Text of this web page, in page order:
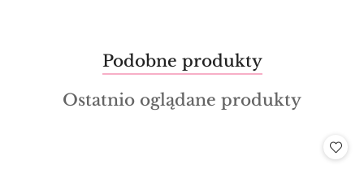
Pomiń karuzelę produktów
Produkty
o
statusie:
Podobne produkty
Produkty
Ostatnio oglądane produkty